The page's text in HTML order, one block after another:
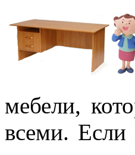
мебели,
всеми. Если